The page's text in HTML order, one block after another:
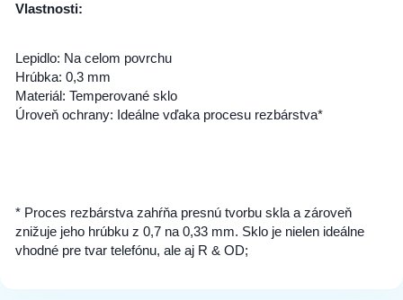
Vlastnosti:
Lepidlo: Na celom povrchu
Hrúbka: 0,3 mm
Materiál: Temperované sklo
Úroveň ochrany: Ideálne vďaka procesu rezbárstva*
* Proces rezbárstva zahŕňa presnú tvorbu skla a zároveň
znižuje jeho hrúbku z 0,7 na 0,33 mm. Sklo je nielen ideálne
vhodné pre tvar telefónu, ale aj R & OD;